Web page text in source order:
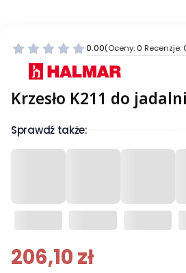
0.00(Oceny: 0 Recenzje:
Krzesło K211 do
Sprawdź także:
206,10 zł